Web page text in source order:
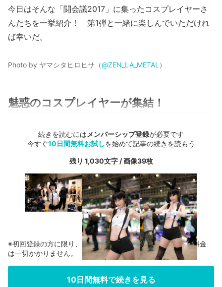
今日はそんな「闘会議2017」に集ったコスプレイヤーさ
んたちを一挙紹介！ 第1弾と一緒に楽しんでいただけれ
ば幸いだ。
Photo by ヤマシタヒロヒサ（@ZEN_LA_METAL ）
魅惑のコスプレイヤーが集結！
続きを読むには メンバーシップ登録が必要です
今すぐ10日間無料お試しを始めて記事の続きを読もう
残り 1,030文字 / 画像39枚
※初回登録の方に限り、無料お試し期間中に解約した場合、料金
は一切かかりません。
10日間無料で続きを見る